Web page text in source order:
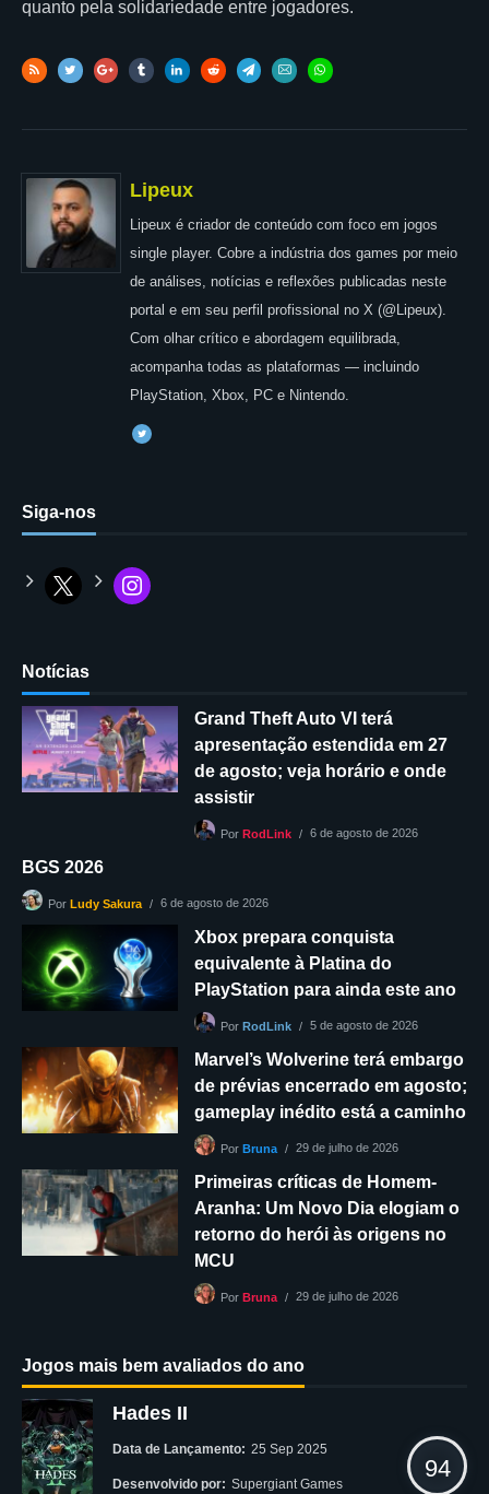
quanto pela solidariedade entre jogadores.
Lipeux
Lipeux é criador de conteúdo com foco em jogos
single player. Cobre a indústria dos games por meio
de análises, notícias e reflexões publicadas neste
portal e em seu perfil profissional no X (@Lipeux).
Com olhar crítico e abordagem equilibrada,
acompanha todas as plataformas — incluindo
PlayStation, Xbox, PC e Nintendo.
Siga-nos
Notícias
Grand Theft Auto VI terá
apresentação estendida em 27
de agosto; veja horário e onde
assistir
Por RodLink 6 de agosto de 2026
BGS 2026
Por Ludy Sakura 6 de agosto de 2026
Xbox prepara conquista
equivalente à Platina do
PlayStation para ainda este ano
Por RodLink 5 de agosto de 2026
Marvel’s Wolverine terá embargo
de prévias encerrado em agosto;
gameplay inédito está a caminho
Por Bruna 29 de julho de 2026
Primeiras críticas de Homem-
Aranha: Um Novo Dia elogiam o
retorno do herói às origens no
MCU
Por Bruna 29 de julho de 2026
Jogos mais bem avaliados do ano
Hades II
Data de Lançamento: 25 Sep 2025
Desenvolvido por: Supergiant Games
94